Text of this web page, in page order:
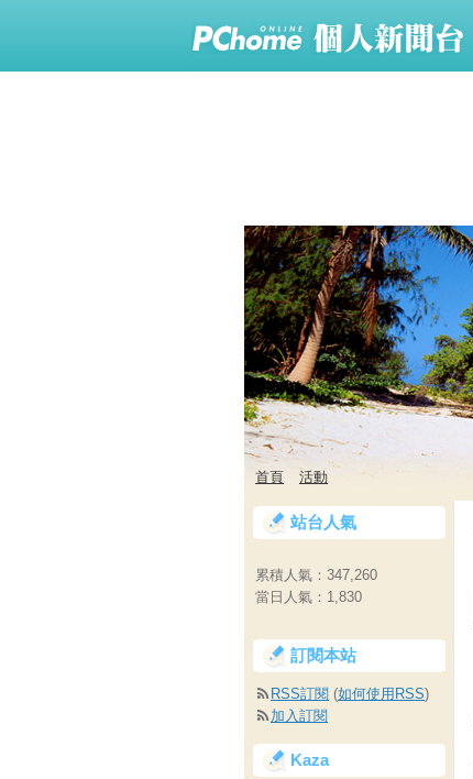
首頁 活動
站台人氣
累積人氣： 347,260
當日人氣： 1,830
訂閱本站
RSS訂閱 (如何使用RSS)
加入訂閱
Kaza